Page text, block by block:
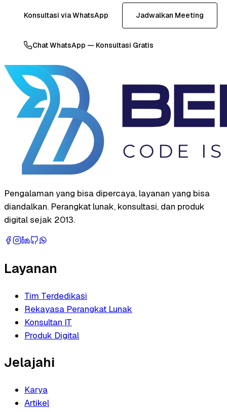
Konsultasi via WhatsApp Jadwalkan Meeting
Chat WhatsApp — Konsultasi Gratis
Pengalaman yang bisa dipercaya, layanan yang bisa
diandalkan. Perangkat lunak, konsultasi, dan produk
digital sejak 2013.
Layanan
Tim Terdedikasi
Rekayasa Perangkat Lunak
Konsultan IT
Produk Digital
Jelajahi
Karya
Artikel